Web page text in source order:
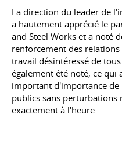
La direction du leader de
a hautement apprécié le
and Steel Works et a noté
renforcement des
travail désintéressé de
également été noté, ce
important d'importance de
publics sans perturbations
exactement à l'heure.